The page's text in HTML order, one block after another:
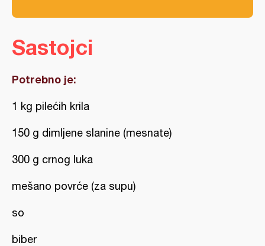
Sastojci
Potrebno je:
1 kg pilećih krila
150 g dimljene slanine (mesnate)
300 g crnog luka
mešano povrće (za supu)
so
biber